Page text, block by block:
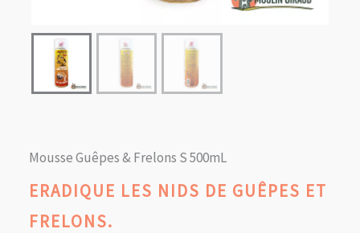
Mousse Guêpes & Frelons S 500mL
ERADIQUE LES NIDS DE GUÊPES ET
FRELONS.